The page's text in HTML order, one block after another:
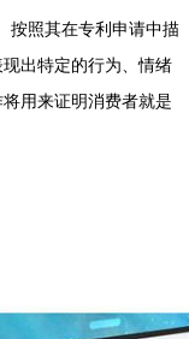
照其在专利申请中描
出特定的行为、情绪
用来证明消费者就是